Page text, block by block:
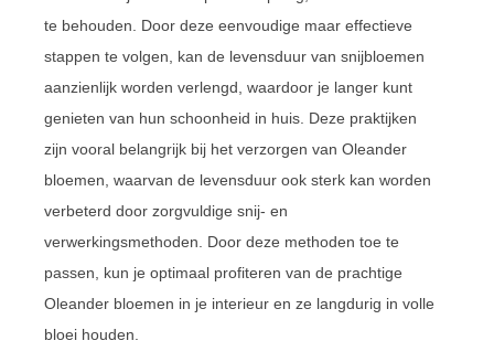
te behouden. Door deze eenvoudige maar effectieve
stappen te volgen, kan de levensduur van snijbloemen
aanzienlijk worden verlengd, waardoor je langer kunt
genieten van hun schoonheid in huis. Deze praktijken
zijn vooral belangrijk bij het verzorgen van Oleander
bloemen, waarvan de levensduur ook sterk kan worden
verbeterd door zorgvuldige snij- en
verwerkingsmethoden. Door deze methoden toe te
passen, kun je optimaal profiteren van de prachtige
Oleander bloemen in je interieur en ze langdurig in volle
bloei houden.